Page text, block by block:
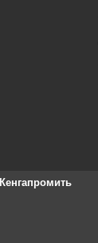
Кенгапромить